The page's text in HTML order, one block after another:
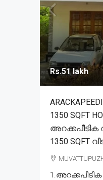
Rs.51 lakh
1350 SQFT
1350 SQFT